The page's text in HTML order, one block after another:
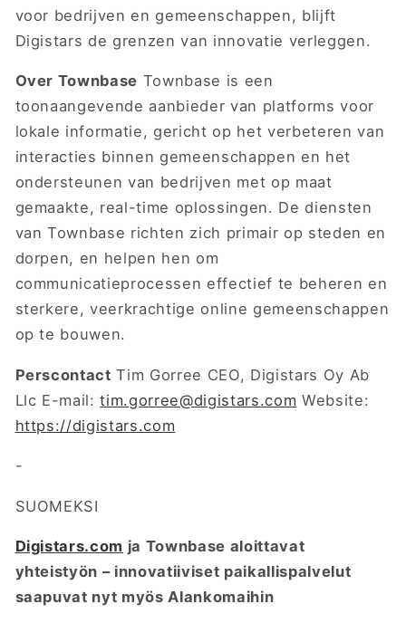
voor bedrijven en gemeenschappen, blijft
Digistars de grenzen van innovatie verleggen.
Over Townbase Townbase is een
toonaangevende aanbieder van platforms voor
lokale informatie, gericht op het verbeteren van
interacties binnen gemeenschappen en het
ondersteunen van bedrijven met op maat
gemaakte, real-time oplossingen. De diensten
van Townbase richten zich primair op steden en
dorpen, en helpen hen om
communicatieprocessen effectief te beheren en
sterkere, veerkrachtige online gemeenschappen
op te bouwen.
Perscontact Tim Gorree CEO, Digistars Oy Ab
Llc E-mail:tim.gorree@digistars.com Website:
https://digistars.com
-
SUOMEKSI
Digistars.com ja Townbase aloittavat
yhteistyön – innovatiiviset paikallispalvelut
saapuvat nyt myös Alankomaihin